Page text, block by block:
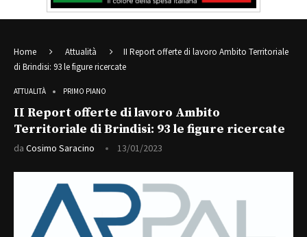
Home Attualità
II Report offerte di lavoro Ambito Territoriale
di Brindisi: 93 le figure ricercate
ATTUALITÀ PRIMO PIANO
II Report offerte di lavoro Ambito
Territoriale di Brindisi: 93 le figure ricercate
da Cosimo Saracino 13/01/2023